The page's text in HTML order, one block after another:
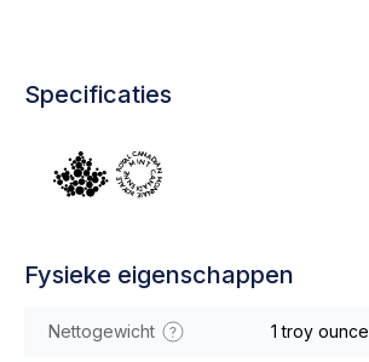
Specificaties
Fysieke eigenschappen
Nettogewicht 1 troy ounce